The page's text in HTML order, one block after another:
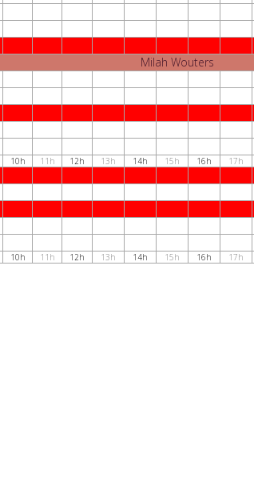
Milah Wouters
10h 11h 12h 13h 14h 15h 16h 17h
10h 11h 12h 13h 14h 15h 16h 17h